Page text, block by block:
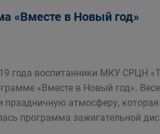
«Вместе в Новый год»
года воспитанники МКУ СРЦН
«Вместе в Новый год».
праздничную атмосферу,
программа зажигательной